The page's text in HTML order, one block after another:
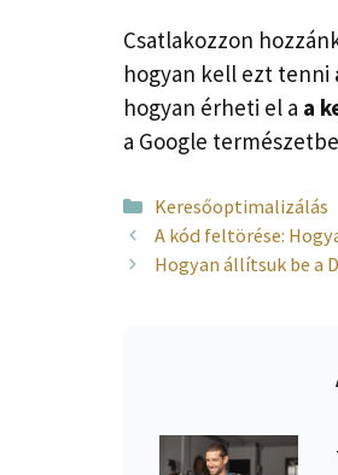
Csatlakozzon
hogyan kell ezt tenni
hogyan érheti el a a
a Google
Kategória
Keresőoptimalizálás
A kód feltörése:
Hogyan állítsuk be a